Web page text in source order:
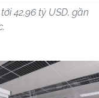
42,96 tỷ USD, gần